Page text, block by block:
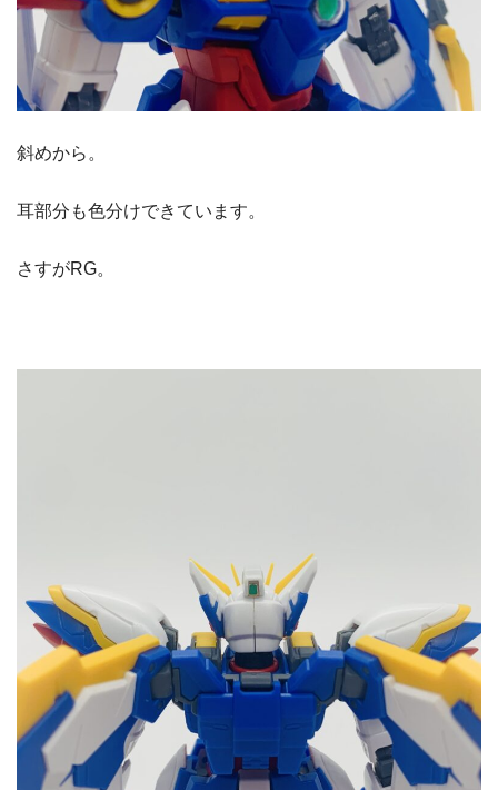
斜めから。
耳部分も色分けできています。
さすがRG。